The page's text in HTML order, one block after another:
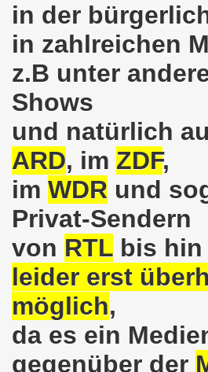
in der
in zahlreichen
z.B unter
Shows
und natürlich
ARD, im ZDF,
im WDR und
Privat-Sendern
von RTL bis hin
leider erst
möglich,
da es ein
gegenüber der
Gelsenkirchener
Bewegung am 07.05.2018
am 16.04.2018 und
Bewegung im Zeichen des
in der Gelsenkirchener
gegen die Aufmärsche der
Gelsenkirchen beim
sind gezwungen, die Tafel in
bei uns in Gelsenkirchen.
YPG-Fahne trotz
mit heißen